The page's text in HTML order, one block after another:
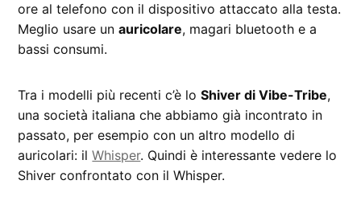
ore al telefono con il dispositivo attaccato alla testa.
Meglio usare unauricolare, magari bluetooth e a
bassi consumi.
Tra i modelli più recenti c’è loShiver di Vibe-Tribe,
una società italiana che abbiamo già incontrato in
passato, per esempio con un altro modello di
auricolari: ilWhisper. Quindi è interessante vedere lo
Shiver confrontato con il Whisper.